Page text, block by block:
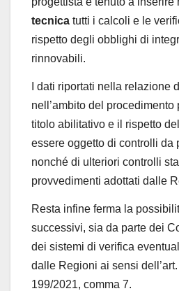
tecnica tutti i calcoli e le
rispetto degli obblighi di
rinnovabili.
I dati riportati nella relazione
nell’ambito del procedimento
titolo abilitativo e il rispetto
essere oggetto di controlli da
nonché di ulteriori controlli
provvedimenti adottati dalle
Resta infine ferma la
successivi, sia da parte dei
dei sistemi di verifica
dalle Regioni ai sensi
199/2021, comma 7.